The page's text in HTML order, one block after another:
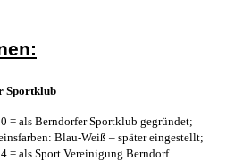
Sportklub
= als Berndorfer Sportklub gegründet;
Blau-Weiß – später eingestellt;
= als Sport Vereinigung Berndorf